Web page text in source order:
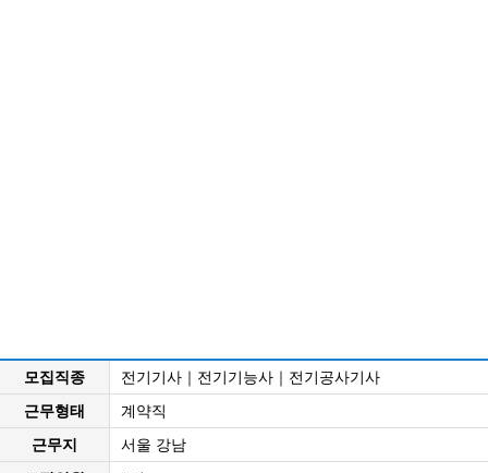
모집직종
전기기사｜전기기능사｜전기공사기사
근무형태
계약직
근무지
서울 강남